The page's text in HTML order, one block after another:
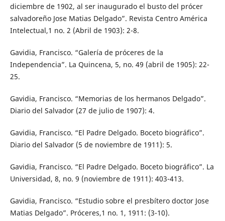
diciembre de 1902, al ser inaugurado el busto del prócer
salvadoreño Jose Matias Delgado”. Revista Centro América
Intelectual,1 no. 2 (Abril de 1903): 2-8.
Gavidia, Francisco. “Galería de próceres de la
Independencia”. La Quincena, 5, no. 49 (abril de 1905): 22-
25.
Gavidia, Francisco. “Memorias de los hermanos Delgado”.
Diario del Salvador (27 de julio de 1907): 4.
Gavidia, Francisco. “El Padre Delgado. Boceto biográfico”.
Diario del Salvador (5 de noviembre de 1911): 5.
Gavidia, Francisco. “El Padre Delgado. Boceto biográfico”. La
Universidad, 8, no. 9 (noviembre de 1911): 403-413.
Gavidia, Francisco. “Estudio sobre el presbítero doctor Jose
Matias Delgado”. Próceres,1 no. 1, 1911: (3-10).